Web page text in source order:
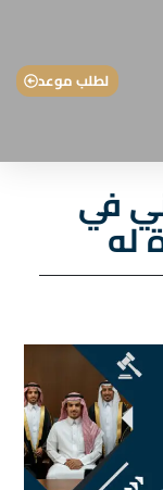
لطلب موعد
في